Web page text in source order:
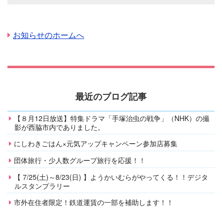
お知らせのホームへ
最近のブログ記事
【８月12日放送】特集ドラマ「手塚治虫の戦争」（NHK）の撮
影が西脇市内でありました。
にしわきごはん×元気アップキャンペーン参加店募集
団体旅行・少人数グループ旅行を応援！！
【 7/25(土)～8/23(日) 】ようかいむらがやってくる！！デジタ
ルスタンプラリー
市外在住者限定！鉄道運賃の一部を補助します！！